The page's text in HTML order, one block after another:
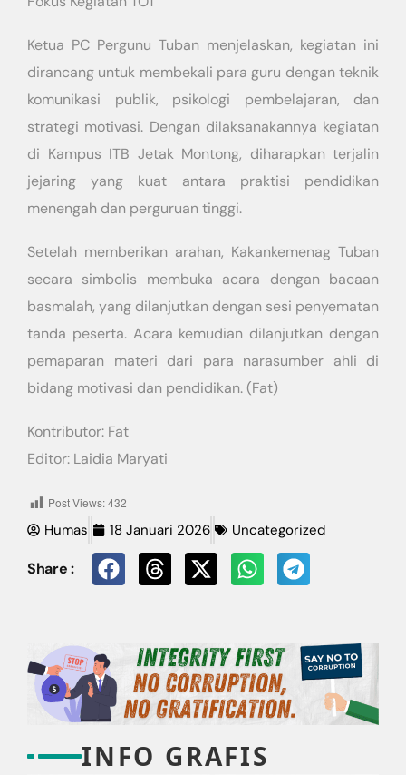
​Ketua PC Pergunu Tuban menjelaskan, kegiatan ini
dirancang untuk membekali para guru dengan teknik
komunikasi publik, psikologi pembelajaran, dan
strategi motivasi. Dengan dilaksanakannya kegiatan
di Kampus ITB Jetak Montong, diharapkan terjalin
jejaring yang kuat antara praktisi pendidikan
menengah dan perguruan tinggi.
​Setelah memberikan arahan, Kakankemenag Tuban
secara simbolis membuka acara dengan bacaan
basmalah, yang dilanjutkan dengan sesi penyematan
tanda peserta. Acara kemudian dilanjutkan dengan
pemaparan materi dari para narasumber ahli di
bidang motivasi dan pendidikan. (Fat)
​Kontributor: Fat
Editor: Laidia Maryati
Post Views:432
Humas 18 Januari 2026 Uncategorized
Share :
INFO GRAFIS